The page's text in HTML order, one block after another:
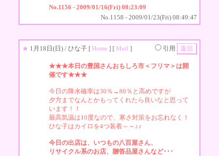
No.1156 - 2009/01/16(Fri) 08:23:09
No.1158 - 2009/01/23(Fri) 08:49:47
★ 1月18日(日) / ひな子 [ Home ] [ Mail ] 引用
★★★本日の豊国さんおもしろ市＜フリマ＞は開
催です★★★
今日の降水確率は30％→80％と高めですが
夕方までなんとかもってくれたら良いなと思って
います！！
最高気温は10度なので、寒さ対策をお忘れなく！
ひな子はカイロを4つ装着～～♪♪
今日の出店は、いつもの八百屋さん、
リサイクル系のお店、贈答品屋さんなど･･･